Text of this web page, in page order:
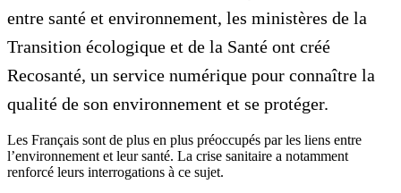
entre santé et environnement, les ministères de la
Transition écologique et de la Santé ont créé
Recosanté, un service numérique pour connaître la
qualité de son environnement et se protéger.
Les Français sont de plus en plus préoccupés par les liens entre
l’environnement et leur santé. La crise sanitaire a notamment
renforcé leurs interrogations à ce sujet.